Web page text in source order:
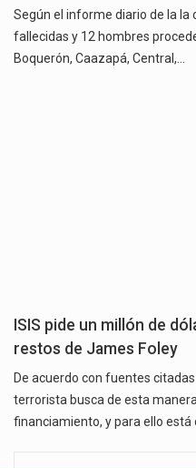
Según el informe diario de la
fallecidas y 12 hombres
Boquerón, Caazapá, Central,…
ISIS pide un millón de
restos de James Foley
De acuerdo con fuentes
terrorista busca de esta
financiamiento, y para ello está